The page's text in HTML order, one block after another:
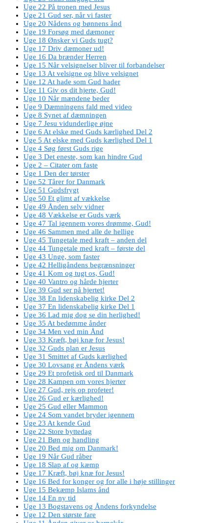
Uge 22 På tronen med Jesus
Uge 21 Gud ser, når vi faster
Uge 20 Nådens og bønnens ånd
Uge 19 Forsøg med dæmoner
Uge 18 Ønsker vi Guds tugt?
Uge 17 Driv dæmoner ud!
Uge 16 Da brænder Herren
Uge 15 Når velsignelser bliver til forbandelser
Uge 13 At velsigne og blive velsignet
Uge 12 At hade som Gud hader
Uge 11 Giv os dit hjerte, Gud!
Uge 10 Når mændene beder
Uge 9 Dæmningens fald med video
Uge 8 Synet af dæmningen
Uge 7 Jesu vidunderlige øjne
Uge 6 At elske med Guds kærlighed Del 2
Uge 5 At elske med Guds kærlighed Del 1
Uge 4 Søg først Guds rige
Uge 3 Det eneste, som kan hindre Gud
Uge 2 – Citater om faste
Uge 1 Den der tørster
Uge 52 Tårer for Danmark
Uge 51 Gudsfrygt
Uge 50 Et glimt af vækkelse
Uge 49 Ånden selv vidner
Uge 48 Vækkelse er Guds værk
Uge 47 Tal igennem vores drømme, Gud!
Uge 46 Sammen med alle de hellige
Uge 45 Tungetale med kraft – anden del
Uge 44 Tungetale med kraft – første del
Uge 43 Unge, som faster
Uge 42 Helligåndens begrænsninger
Uge 41 Kom og tugt os, Gud!
Uge 40 Vantro og hårde hjerter
Uge 39 Gud ser på hjertet!
Uge 38 En lidenskabelig kirke Del 2
Uge 37 En lidenskabelig kirke Del 1
Uge 36 Lad mig dog se din herlighed!
Uge 35 At bedømme ånder
Uge 34 Men ved min Ånd
Uge 33 Kræft, bøj knæ for Jesus!
Uge 32 Guds plan er Jesus
Uge 31 Smittet af Guds kærlighed
Uge 30 Lovsang er Åndens værk
Uge 29 Et profetisk ord til Danmark
Uge 28 Kampen om vores hjerter
Uge 27 Gud, rejs op profeter!
Uge 26 Gud er kærlighed!
Uge 25 Gud eller Mammon
Uge 24 Som vandet bryder igennem
Uge 23 At kende Gud
Uge 22 Store byttedag
Uge 21 Bøn og handling
Uge 20 Bed mig om Danmark!
Uge 19 Når Gud råber
Uge 18 Slap af og kæmp
Uge 17 Kræft, bøj knæ for Jesus!
Uge 16 Bed for konger og for alle i høje stillinger
Uge 15 Bekæmp Islams ånd
Uge 14 En ny tid
Uge 13 Bogstavens og Åndens forkyndelse
Uge 12 Den største fare